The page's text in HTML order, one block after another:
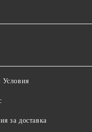
за доставка